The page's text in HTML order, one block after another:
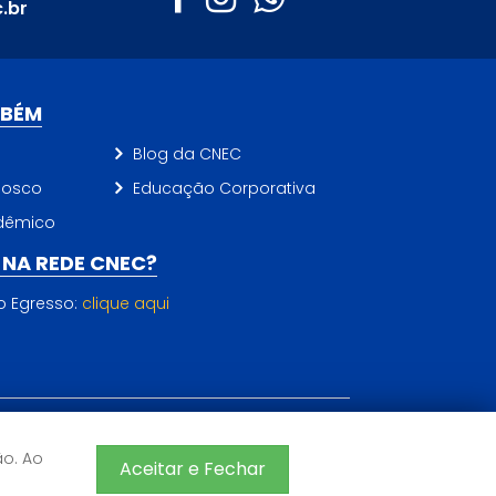
Blog da CNEC
Educação Corporativa
REDE CNEC?
Egresso: clique aqui
CNEC 2026 - Todos os direitos reservados
Ao Aceitar e Fechar